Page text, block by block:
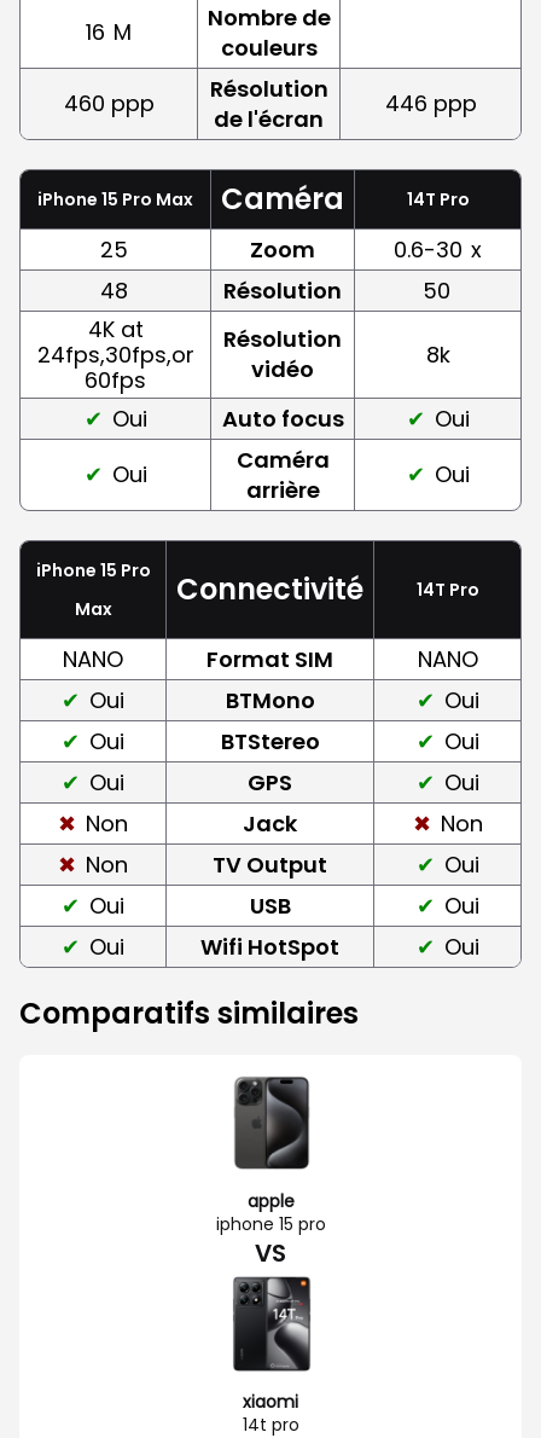
16 M
Nombre de
couleurs
460 ppp
Résolution
de l'écran
446 ppp
iPhone 15 Pro Max Caméra 14T Pro
25 Zoom 0.6-30 x
48
Résolution
50
4K at
24fps,30fps,or
60fps
Résolution
vidéo
8k
Oui Auto focus
Oui
Oui
Caméra
arrière
Oui
iPhone 15 Pro
Max
Connectivité 14T Pro
NANO Format SIM
NANO
Oui
BTMono
Oui
Oui
BTStereo
Oui
Oui
GPS
Oui
Non
Jack
Non
Non
TV Output
Oui
Oui
USB
Oui
Oui
Wifi HotSpot Oui
Comparatifs similaires
apple
iphone 15 pro
VS
xiaomi
14t pro